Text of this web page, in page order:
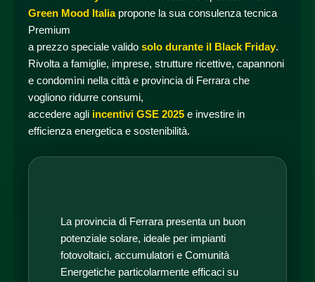
Green Mood Italiapropone la sua consulenza tecnica
Premium
a prezzo speciale valido solo durante il Black Friday.
Rivolta a famiglie, imprese, strutture ricettive, capannoni
e condomìni nella città e provincia di Ferrara che
vogliono ridurre consumi,
accedere agli incentivi GSE 2025 e investire in
efficienza energetica e sostenibilità.
La provincia di Ferrara presenta un buon
potenziale solare, ideale per impianti
fotovoltaici, accumulatori e Comunità
Energetiche particolarmente efficaci su